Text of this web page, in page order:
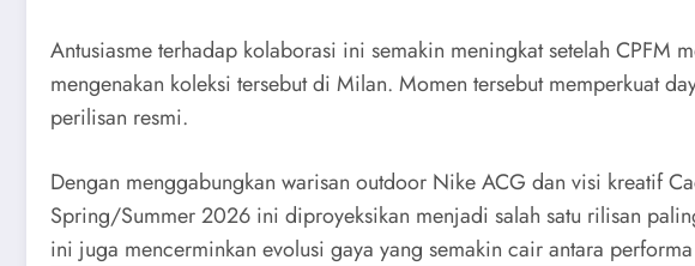
Antusiasme terhadap kolaborasi ini semakin meningkat setelah CPFM
mengenakan koleksi tersebut di Milan. Momen tersebut memperkuat
perilisan resmi.
Dengan menggabungkan warisan outdoor Nike ACG dan visi kreatif
Spring/Summer 2026 ini diproyeksikan menjadi salah satu rilisan
ini juga mencerminkan evolusi gaya yang semakin cair antara